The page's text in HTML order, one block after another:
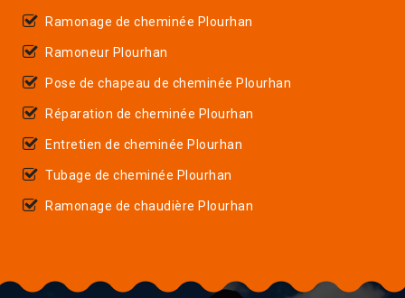
Ramonage de cheminée Plourhan
Ramoneur Plourhan
Pose de chapeau de cheminée Plourhan
Réparation de cheminée Plourhan
Entretien de cheminée Plourhan
Tubage de cheminée Plourhan
Ramonage de chaudière Plourhan